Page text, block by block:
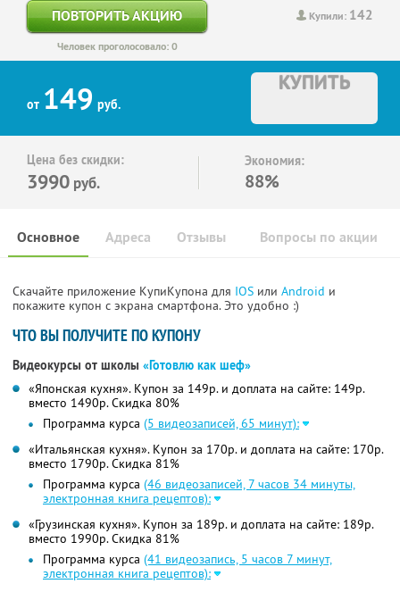
Купили: 142
ПОВТОРИТЬ АКЦИЮ
Человек проголосовало: 0
от 149 руб.
КУПИТЬ
Цена без скидки:
3990 руб.
Экономия:
88%
Основное Отзывы Вопросы по акции
Адреса
Скачайте приложение КупиКупона для IOS или Android и
покажите купон с экрана смартфона. Это удобно :)
ЧТО ВЫ ПОЛУЧИТЕ ПО КУПОНУ
Видеокурсы от школы «Готовлю как шеф»
«Японская кухня». Купон за 149р. и доплата на сайте: 149р.
вместо 1490р.Скидка 80%
Программа курса (5 видеозаписей, 65 минут):
«Итальянская кухня». Купон за 170р. и доплата на сайте: 170р.
вместо 1790р. Скидка 81%
Программа курса (46 видеозаписей, 7 часов 34 минуты,
электронная книга рецептов):
«Грузинская кухня». Купон за 189р. и доплата на сайте: 189р.
вместо 1990р. Скидка 81%
Программа курса (41 видеозапись, 5 часов 7 минут,
электронная книга рецептов):